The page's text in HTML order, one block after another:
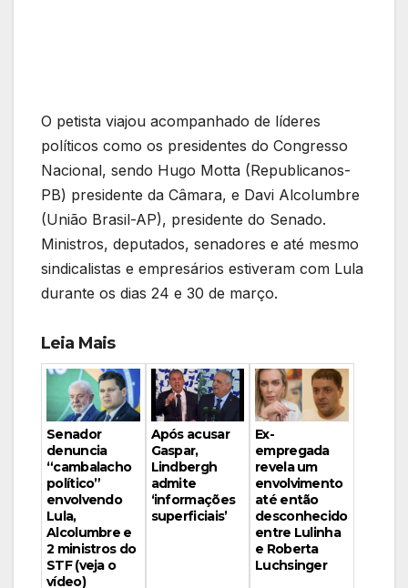
O petista viajou acompanhado de líderes
políticos como os presidentes do Congresso
Nacional, sendo Hugo Motta (Republicanos-
PB) presidente da Câmara, e Davi Alcolumbre
(União Brasil-AP), presidente do Senado.
Ministros, deputados, senadores e até mesmo
sindicalistas e empresários estiveram com Lula
durante os dias 24 e 30 de março.
Leia Mais
Senador
denuncia
“cambalacho
político”
envolvendo
Lula,
Alcolumbre e
2 ministros do
STF (veja o
vídeo)
Após acusar
Gaspar,
Lindbergh
admite
‘informações
superficiais’
Ex-
empregada
revela um
envolvimento
até então
desconhecido
entre Lulinha
e Roberta
Luchsinger